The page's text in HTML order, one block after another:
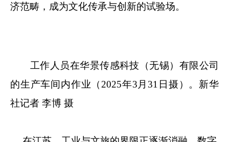
济范畴，成为文化传承与创新的试验场。
工作人员在华景传感科技（无锡）有限公司
的生产车间内作业（2025年3月31日摄）。新华
社记者 李博 摄